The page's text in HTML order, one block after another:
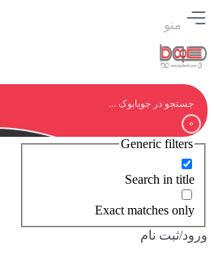
منو
Generic filters
Search in title
Exact matches only
ورود/ثبت نام